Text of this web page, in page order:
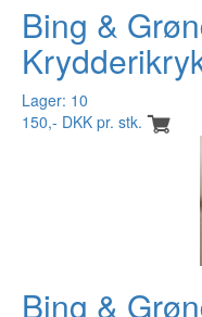
Bing &
Lager: 10
150,- DKK pr. stk.
Bing &